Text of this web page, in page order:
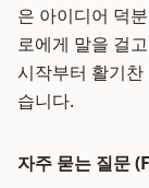
은 아이디어 덕
로에게 말을 걸
시작부터 활기
습니다.
자주 묻는 질문